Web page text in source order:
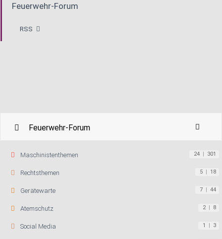
Feuerwehr-Forum
RSS
Feuerwehr-Forum
Maschinistenthemen 24 | 301
Rechtsthemen 5 | 18
Gerätewarte 7 | 44
Atemschutz 2 | 8
Social Media 1 | 3